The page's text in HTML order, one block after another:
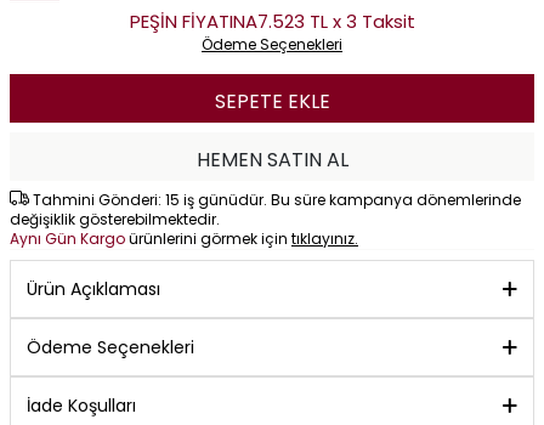
PEŞİN FİYATINA7.523 TL x 3 Taksit
Ödeme Seçenekleri
SEPETE EKLE
HEMEN SATIN AL
Tahmini Gönderi: 15 iş günüdür. Bu süre kampanya dönemlerinde
değişiklik gösterebilmektedir.
Aynı Gün Kargoürünlerini görmek için tıklayınız.
Ürün Açıklaması
Ödeme Seçenekleri
İade Koşulları